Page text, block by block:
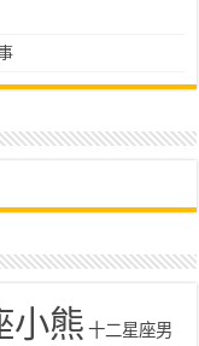
小熊 十二星座男